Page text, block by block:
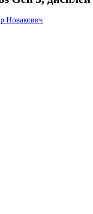
Новакович